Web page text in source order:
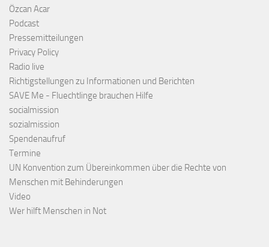
Özcan Acar
Podcast
Pressemitteilungen
Privacy Policy
Radio live
Richtigstellungen zu Informationen und Berichten
SAVE Me - Fluechtlinge brauchen Hilfe
socialmission
sozialmission
Spendenaufruf
Termine
UN Konvention zum Übereinkommen über die Rechte von
Menschen mit Behinderungen
Video
Wer hilft Menschen in Not